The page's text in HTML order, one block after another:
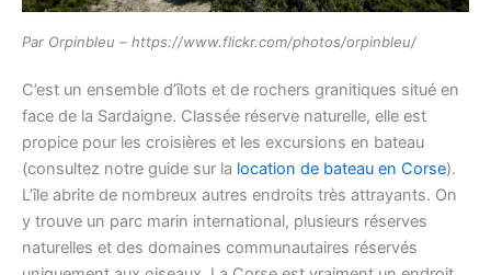
Par Orpinbleu – https://www.flickr.com/photos/orpinbleu/
C’est un ensemble d’îlots et de rochers granitiques situé en
face de la Sardaigne. Classée réserve naturelle, elle est
propice pour les croisières et les excursions en bateau
(consultez notre guide sur la location de bateau en Corse).
L’île abrite de nombreux autres endroits très attrayants. On
y trouve un parc marin international, plusieurs réserves
naturelles et des domaines communautaires réservés